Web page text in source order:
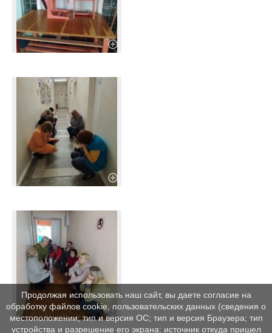
Продолжая использовать наш сайт, вы даете согласие на
обработку файлов cookie, пользовательских данных (сведения о
местоположении; тип и версия ОС; тип и версия Браузера; тип
устройства и разрешение его экрана; источник откуда пришел